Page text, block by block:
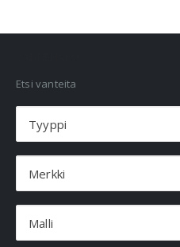
Etsi vanteita
Tyyppi
Merkki
Malli